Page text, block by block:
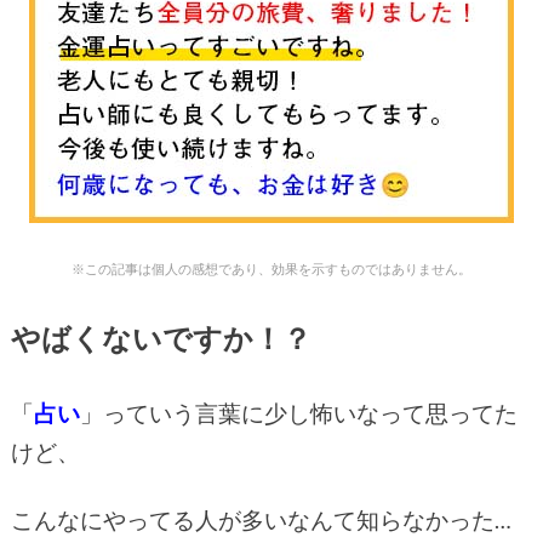
※この記事は個人の感想であり、効果を示すものではありません。
やばくないですか！？
「占い」っていう言葉に少し怖いなって思ってた
けど、
こんなにやってる人が多いなんて知らなかった…